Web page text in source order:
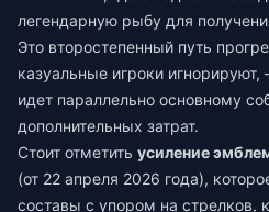
легендарную рыбу для
Это второстепенный путь
казуальные игроки
идет параллельно основному
дополнительных затрат.
Стоит отметить усиление
(от 22 апреля 2026 года),
составы с упором на стрелков,